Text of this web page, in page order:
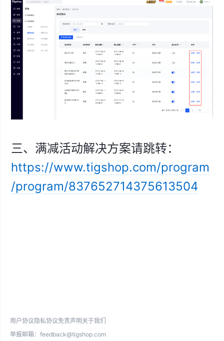
三、满减活动解决方案请跳转：
https://www.tigshop.com/program
/program/837652714375613504
用户协议 隐私协议免责声明 关于我们
举报邮箱： feedback@tigshop.com